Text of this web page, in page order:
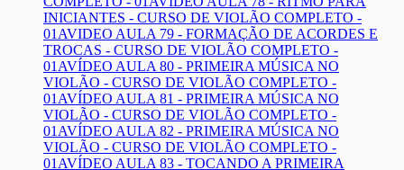
INICIANTES - CURSO DE VIOLÃO COMPLETO -
01AVIDEO AULA 79 - FORMAÇÃO DE ACORDES E
TROCAS - CURSO DE VIOLÃO COMPLETO -
01AVÍDEO AULA 80 - PRIMEIRA MÚSICA NO
VIOLÃO - CURSO DE VIOLÃO COMPLETO -
01AVÍDEO AULA 81 - PRIMEIRA MÚSICA NO
VIOLÃO - CURSO DE VIOLÃO COMPLETO -
01AVÍDEO AULA 82 - PRIMEIRA MÚSICA NO
VIOLÃO - CURSO DE VIOLÃO COMPLETO -
01AVÍDEO AULA 83 - TOCANDO A PRIMEIRA